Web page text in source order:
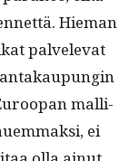
Hie­man
palvel­e­vat
malli­
ei